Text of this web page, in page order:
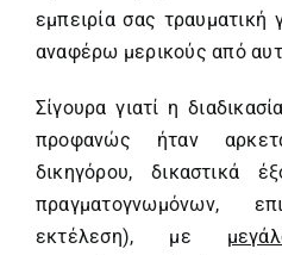
εμπειρία σας
αναφέρω μερικούς από
Σίγουρα γιατί η
προφανώς ήταν
δικηγόρου, δικαστικά
πραγματογνωμόνων,
εκτέλεση), με